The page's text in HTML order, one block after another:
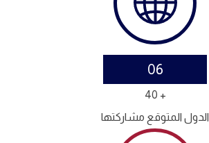
06
+ 40
الدول المتوقع مشاركتها